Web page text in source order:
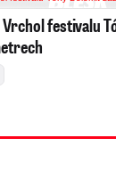
festivalu